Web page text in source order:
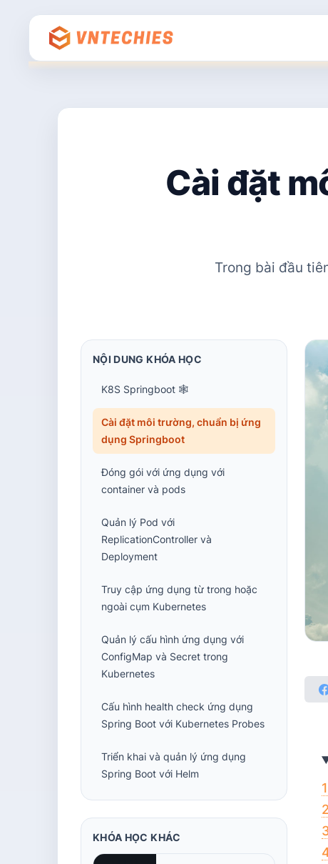
Cài đặt
Trong bài đầu
NỘI DUNG KHÓA HỌC
K8S Springboot 🕸️
Cài đặt môi trường, chuẩn bị ứng
dụng Springboot
Đóng gói với ứng dụng với
container và pods
Quản lý Pod với
ReplicationController và
Deployment
Truy cập ứng dụng từ trong hoặc
ngoài cụm Kubernetes
Quản lý cấu hình ứng dụng với
ConfigMap và Secret trong
Kubernetes
Cấu hình health check ứng dụng
Spring Boot với Kubernetes Probes
Triển khai và quản lý ứng dụng
Spring Boot với Helm
KHÓA HỌC KHÁC